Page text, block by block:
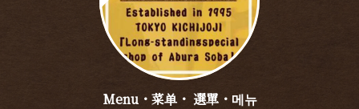
Menu・菜单・ 選單・메뉴